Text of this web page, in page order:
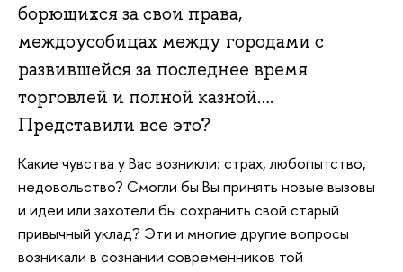
борющихся за свои права,
междоусобицах между городами с
развившейся за последнее время
торговлей и полной казной….
Представили все это?
Какие чувства у Вас возникли: страх, любопытство,
недовольство? Смогли бы Вы принять новые вызовы
и идеи или захотели бы сохранить свой старый
привычный уклад? Эти и многие другие вопросы
возникали в сознании современников той